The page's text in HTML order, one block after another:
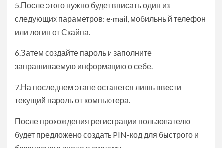
5.После этого нужно будет вписать один из
следующих параметров: e-mail, мобильный телефон
или логин от Скайпа.
6.Затем создайте пароль и заполните
запрашиваемую информацию о себе.
7.На последнем этапе останется лишь ввести
текущий пароль от компьютера.
После прохождения регистрации пользователю
будет предложено создать PIN-код для быстрого и